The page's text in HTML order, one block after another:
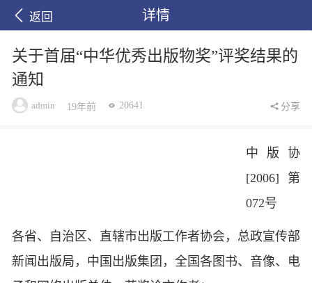
返回 详情
关于首届“中华优秀出版物奖”评奖结果的
通知
admin 19年前 20641 分享
中版协
[2006]第
072号
各省、自治区、直辖市出版工作者协会，总政宣传部
新闻出版局，中国出版集团，全国各图书、音像、电